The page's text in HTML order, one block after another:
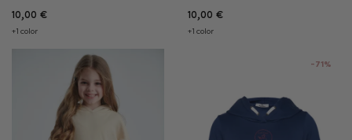
10,00 €
+1 color
10,00 €
+1 color
-71%